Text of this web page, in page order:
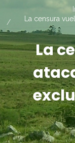
La censura
La